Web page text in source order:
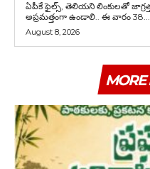
ఏపీకే ఫైల్స్‌, తెలియని లింకులతో జాగ్రత్త:
అప్రమత్తంగా ఉండాలి.. ఈ వారం 38...
August 8, 2026
MORE